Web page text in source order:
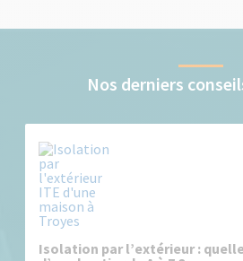
Nos derniers
Isolation par l’extérieur :